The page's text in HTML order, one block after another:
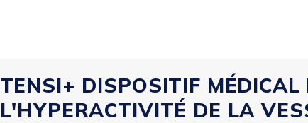
TENSI+ DISPOSITIF
L'HYPERACTIVITÉ DE LA